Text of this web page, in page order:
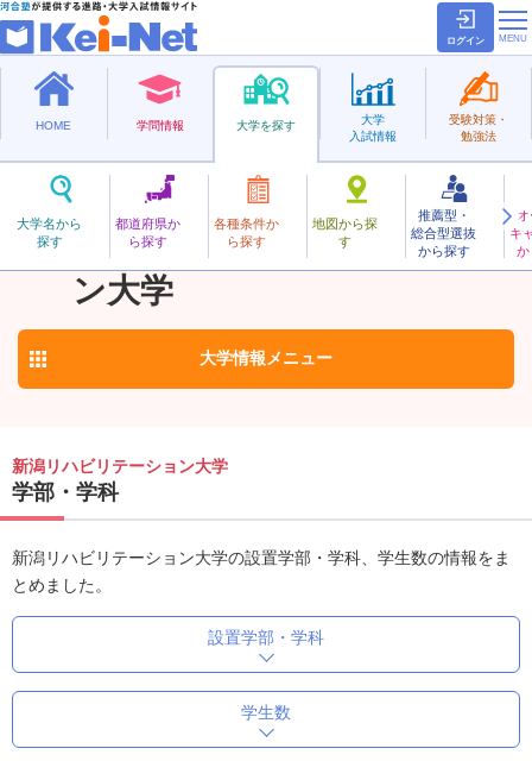
ログイン
HOME 学問情報 大学を探す
大学名から
探す
都道府県か
ら探す
各種条件か
ら探す
地図から探
す
推薦型・
総合型選抜
から探す
キ
か
大学
入試情報
受験対策・
勉強法
私立
にいがたりはびりてーしょん
新潟リハビリテーショ
ン大学
お気に入り
大学情報 メニュー
新潟リハビリテーション大学
学部・学科
新潟リハビリテーション大学の設置学部・学科、学生数の情報をま
とめました。
設置学部・学科
学生数